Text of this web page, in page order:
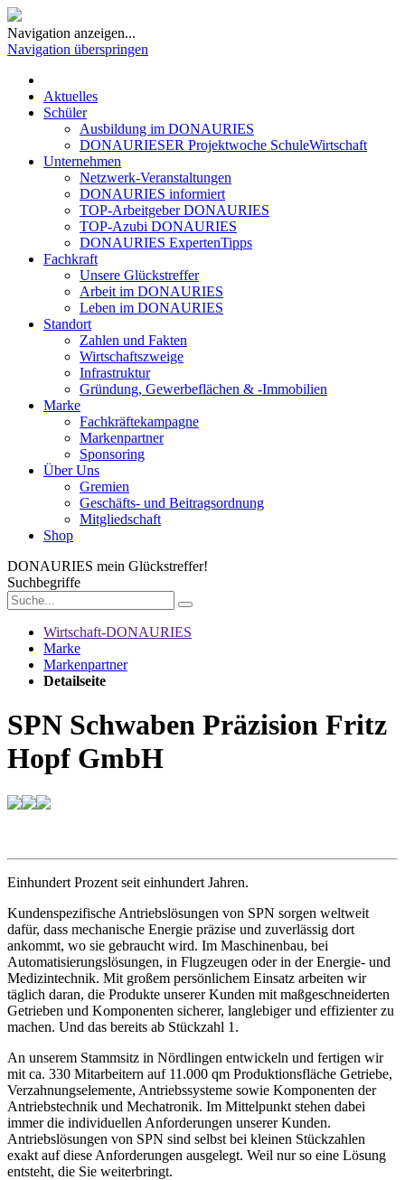
Navigation anzeigen...
Navigation überspringen
Aktuelles
Schüler
Ausbildung im DONAURIES
DONAURIESER Projektwoche SchuleWirtschaft
Unternehmen
Netzwerk-Veranstaltungen
DONAURIES informiert
TOP-Arbeitgeber DONAURIES
TOP-Azubi DONAURIES
DONAURIES ExpertenTipps
Fachkraft
Unsere Glückstreffer
Arbeit im DONAURIES
Leben im DONAURIES
Standort
Zahlen und Fakten
Wirtschaftszweige
Infrastruktur
Gründung, Gewerbeflächen & -Immobilien
Marke
Fachkräftekampagne
Markenpartner
Sponsoring
Über Uns
Gremien
Geschäfts- und Beitragsordnung
Mitgliedschaft
Shop
DONAURIES mein Glückstreffer!
Suchbegriffe
Wirtschaft-DONAURIES
Marke
Markenpartner
Detailseite
SPN Schwaben Präzision Fritz
Hopf GmbH
Einhundert Prozent seit einhundert Jahren.
Kundenspezifische Antriebslösungen von SPN sorgen weltweit
dafür, dass mechanische Energie präzise und zuverlässig dort
ankommt, wo sie gebraucht wird. Im Maschinenbau, bei
Automatisierungslösungen, in Flugzeugen oder in der Energie- und
Medizintechnik. Mit großem persönlichem Einsatz arbeiten wir
täglich daran, die Produkte unserer Kunden mit maßgeschneiderten
Getrieben und Komponenten sicherer, langlebiger und effizienter zu
machen. Und das bereits ab Stückzahl 1.
An unserem Stammsitz in Nördlingen entwickeln und fertigen wir
mit ca. 330 Mitarbeitern auf 11.000 qm Produktionsfläche Getriebe,
Verzahnungselemente, Antriebssysteme sowie Komponenten der
Antriebstechnik und Mechatronik. Im Mittelpunkt stehen dabei
immer die individuellen Anforderungen unserer Kunden.
Antriebslösungen von SPN sind selbst bei kleinen Stückzahlen
exakt auf diese Anforderungen ausgelegt. Weil nur so eine Lösung
entsteht, die Sie weiterbringt.